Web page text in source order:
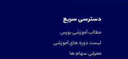
دسترسی سریع
مطالب آموزشی بورس
لیست دوره های آموزشی
معرفی سهام ها